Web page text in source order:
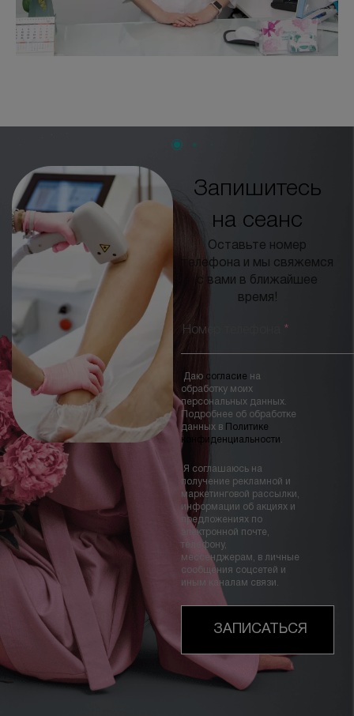
Запишитесь
на сеанс
Оставьте номер
телефона и мы свяжемся
с вами в ближайшее
время!
Номер телефона *
Даю согласие на
обработку моих
персональных данных.
Подробнее об обработке
данных в
Политике
конфиденциальности
Я соглашаюсь на
получение рекламной и
маркетинговой рассылки,
информации об акциях и
предложениях по
электронной почте,
телефону,
мессенджерам, в личные
сообщения соцсетей и
иным каналам связи.
ЗАПИСАТЬСЯ